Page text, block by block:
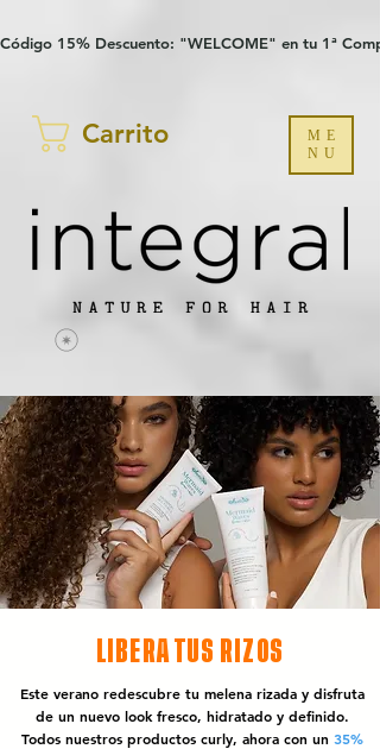
Código 15% Descuento: "WELCOME" en tu 1ª
Carrito
ME
NU
LIBERA TUS RIZOS
Este verano redescubre tu melena rizada y disfruta
de un nuevo look fresco, hidratado y definido.
Todos nuestros productos curly, ahora con un 35%